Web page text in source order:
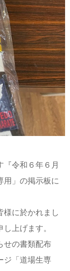
令和６年６月
用」の掲示板に
に於かれまし
上げます。
せの書類配布
ジ「道場生専